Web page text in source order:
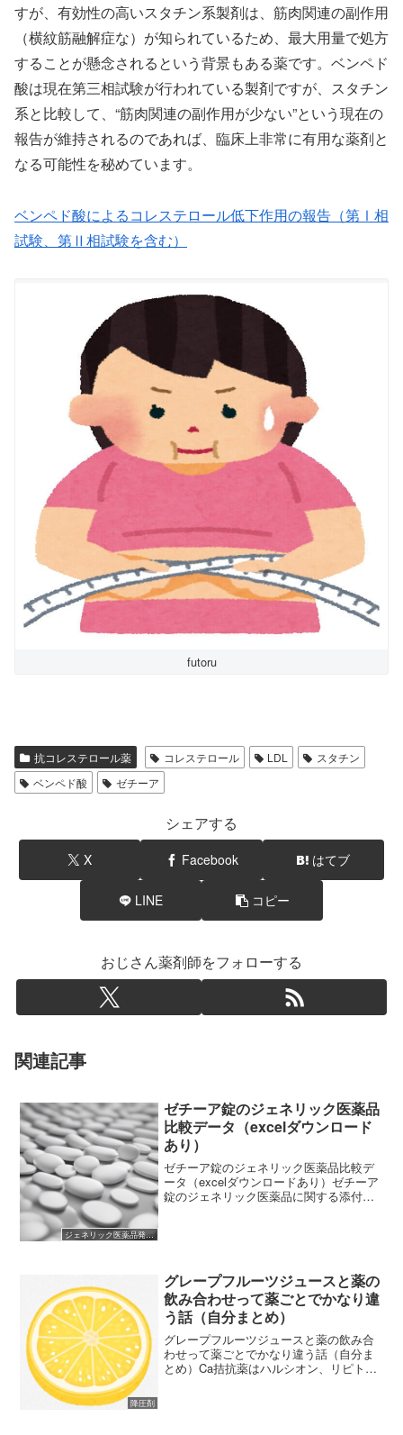
すが、有効性の高いスタチン系製剤は、筋肉関連の副作用
（横紋筋融解症な）が知られているため、最大用量で処方
することが懸念されるという背景もある薬です。ベンペド
酸は現在第三相試験が行われている製剤ですが、スタチン
系と比較して、“筋肉関連の副作用が少ない”という現在の
報告が維持されるのであれば、臨床上非常に有用な薬剤と
なる可能性を秘めています。
ベンペド酸によるコレステロール低下作用の報告（第Ⅰ相
試験、第Ⅱ相試験を含む）
futoru
抗コレステロール薬 コレステロール LDL
スタチン
ベンペド酸
ゼチーア
シェアする
X Facebook はてブ
LINE コピー
おじさん薬剤師をフォローする
関連記事
ジェネリック医薬品発売開始
ゼチーア錠のジェネリック医薬品
比較データ（excelダウンロード
あり）
ゼチーア錠のジェネリック医薬品比較デ
ータ（excelダウンロードあり）ゼチーア
錠のジェネリック医薬品に関する添付文
降圧剤
グレープフルーツジュースと薬の
飲み合わせって薬ごとでかなり違
う話（自分まとめ）
グレープフルーツジュースと薬の飲み合
わせって薬ごとでかなり違う話（自分ま
とめ）Ca拮抗薬はハルシオン、リピトー